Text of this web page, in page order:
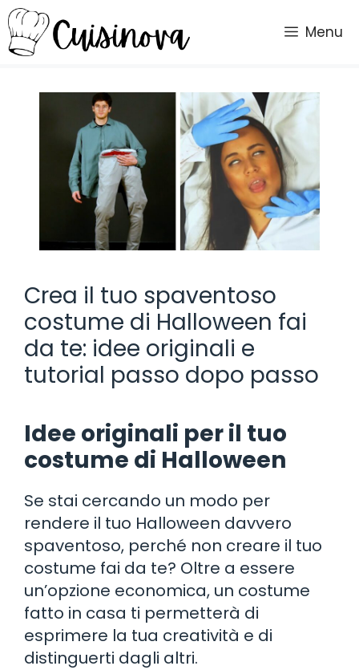
Vai
al
contenuto
Menu
Crea il tuo spaventoso
costume di Halloween fai
da te: idee originali e
tutorial passo dopo passo
Idee originali per il tuo
costume di Halloween
Se stai cercando un modo per
rendere il tuo Halloween davvero
spaventoso, perché non creare il tuo
costume fai da te? Oltre a essere
un’opzione economica, un costume
fatto in casa ti permetterà di
esprimere la tua creatività e di
distinguerti dagli altri.